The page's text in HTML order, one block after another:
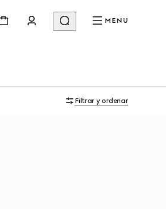
MENU
Filtrar y ordenar